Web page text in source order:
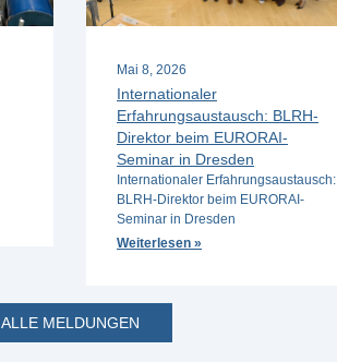
Mai 8, 2026
Internationaler
Erfahrungsaustausch: BLRH-
Direktor beim EURORAI-
Seminar in Dresden
Internationaler Erfahrungsaustausch:
BLRH-Direktor beim EURORAI-
Seminar in Dresden
Weiterlesen »
ALLE MELDUNGEN